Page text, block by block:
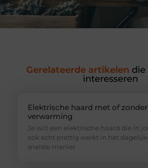
Gerelateerde artikelen die
interesseren
Elektrische haard met of zonder
verwarming
Je wilt een elektrische haard die in
ook echt prettig werkt in het
snelste manier